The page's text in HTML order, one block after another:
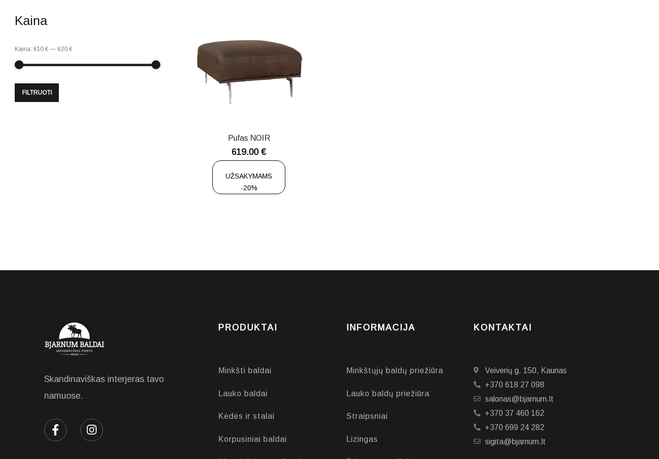
Pufas NOIR
619.00€
UŽSAKYMAMS
-20%
Kaina
FILTRUOTI
Kaina: 610 € — 620 €
Skandinaviškas interjeras tavo
namuose.
PRODUKTAI
Minkšti baldai
Lauko baldai
Kėdės ir stalai
Korpusiniai baldai
INFORMACIJA
Minkštųjų baldų priežiūra
Lauko baldų priežiūra
Straipsniai
Lizingas
KONTAKTAI
Veiverių g. 150, Kaunas
+370 618 27 098
salonas@bjarnum.lt
+370 37 460 162
+370 699 24 282
sigita@bjarnum.lt